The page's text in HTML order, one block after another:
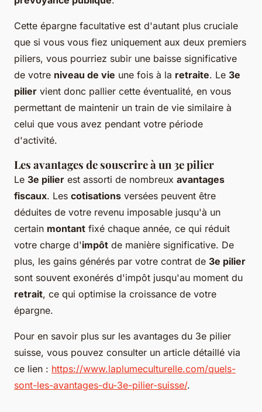
Cette épargne facultative est d'autant plus cruciale
que si vous vous fiez uniquement aux deux premiers
piliers, vous pourriez subir une baisse significative
de votre niveau de vie une fois à la retraite. Le 3e
pilier vient donc pallier cette éventualité, en vous
permettant de maintenir un train de vie similaire à
celui que vous avez pendant votre période
d'activité.
Les avantages de souscrire à un 3e pilier
Le 3e pilier est assorti de nombreux avantages
fiscaux. Les cotisations versées peuvent être
déduites de votre revenu imposable jusqu'à un
certain montant fixé chaque année, ce qui réduit
votre charge d'impôt de manière significative. De
plus, les gains générés par votre contrat de 3e pilier
sont souvent exonérés d'impôt jusqu'au moment du
retrait, ce qui optimise la croissance de votre
épargne.
Pour en savoir plus sur les avantages du 3e pilier
suisse, vous pouvez consulter un article détaillé via
ce lien : https://www.laplumeculturelle.com/quels-
sont-les-avantages-du-3e-pilier-suisse/.